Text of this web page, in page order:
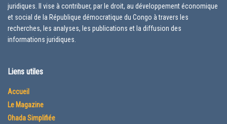
juridiques. Il vise à contribuer, par le droit, au développement économique
et social de la République démocratique du Congo à travers les
recherches, les analyses, les publications et la diffusion des
informations juridiques.
Liens utiles
Accueil
Le Magazine
Ohada Simplifiée